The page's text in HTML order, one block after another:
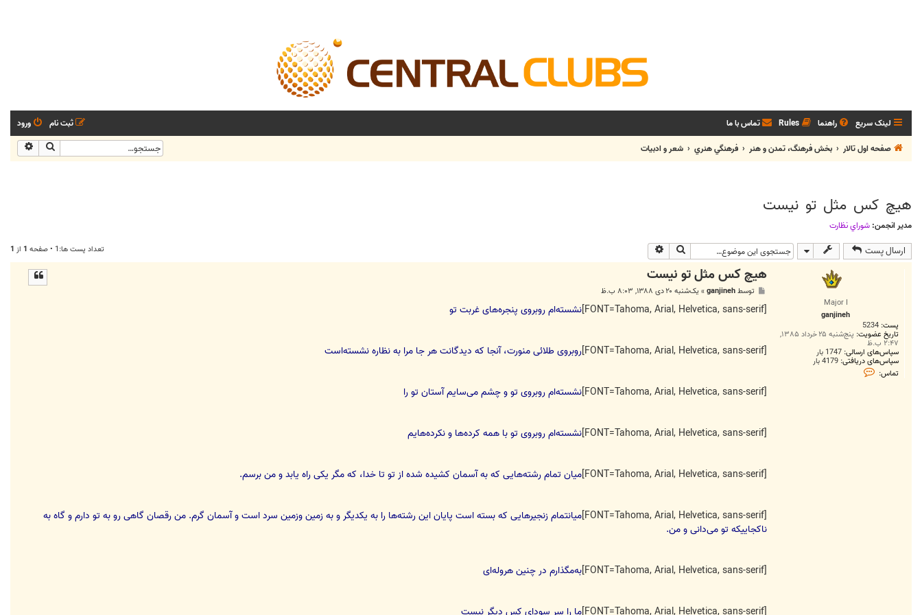
لینک سریع راهنما Rules تماس با ما ورود
ثبت نام
صفحه اول تالار
بخش فرهنگ، تمدن و هنر فرهنگي هنري شعر و ادبيات جستجو
هیچ كس مثل تو نیست
مدیر انجمن: شوراي نظارت
ارسال پست جستجو تعداد پست ها:1 • صفحه 1 از 1
Major I
ganjineh
پست: 5234
تاریخ عضویت: پنج‌شنبه ۲۵ خرداد ۱۳۸۵,
۲:۴۷ ب.ظ
سپاس‌های ارسالی: 1747 بار
سپاس‌های دریافتی: 4179 بار
تماس:
ت
هیچ كس مثل تو نیست
ت
توسطganjineh
» یک‌شنبه ۲۰ دی ۱۳۸۸, ۸:۰۳ ب.ظ
[FONT=Tahoma, Arial, Helvetica, sans-serif] نشسته‌ام روبروی پنجره‌های غربت تو
[FONT=Tahoma, Arial, Helvetica, sans-serif] روبروی طلائی منورت، آنجا كه دیدگانت هر جا مرا به نظاره نشسته‌است
[FONT=Tahoma, Arial, Helvetica, sans-serif] نشسته‌ام روبروی تو و چشم می‌سايم آستان تو را
[FONT=Tahoma, Arial, Helvetica, sans-serif] نشسته‌ام روبروی تو با همه كرده‌ها و نكرده‌هایم
[FONT=Tahoma, Arial, Helvetica, sans-serif] میان تمام رشته‌هایی كه به آسمان كشیده شده از تو تا خدا، كه مگر یكی راه یابد و من برسم.
[FONT=Tahoma, Arial, Helvetica, sans-serif]
میانتمام زنجیر‌هایی كه بسته است پایان این رشته‌ها را به یكدیگر و به زمین وزمین سرد است و آسمان گرم. من رقصان گاهی رو به تو دارم و گاه به
ناكجاییكه تو می‌دانی و من.
[FONT=Tahoma, Arial, Helvetica, sans-serif] به‌مگذارم در چنین هروله‌ای